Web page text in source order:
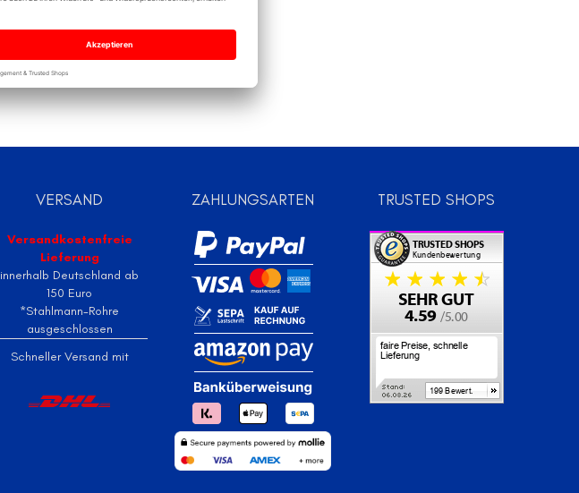
VERSAND
Versandkostenfreie
Lieferung
innerhalb Deutschland ab
150 Euro
*Stahlmann-Rohre
ausgeschlossen
Schneller Versand mit
ZAHLUNGSARTEN TRUSTED SHOPS